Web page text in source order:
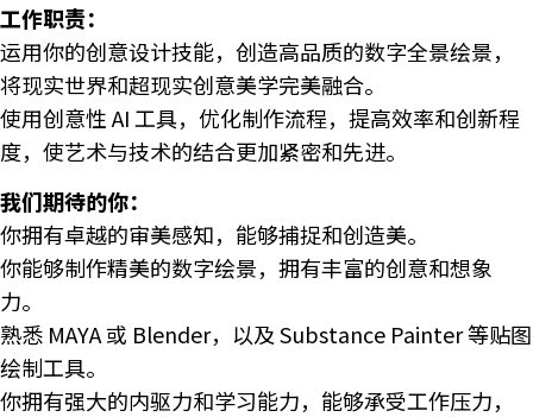
工作职责：
运用你的创意设计技能，创造高品质的数字全景绘景，
将现实世界和超现实创意美学完美融合。
使用创意性 AI 工具，优化制作流程，提高效率和创新程
度，使艺术与技术的结合更加紧密和先进。
我们期待的你：
你拥有卓越的审美感知，能够捕捉和创造美。
你能够制作精美的数字绘景，拥有丰富的创意和想象
力。
熟悉 MAYA 或 Blender，以及 Substance Painter 等贴图
绘制工具。
你拥有强大的内驱力和学习能力，能够承受工作压力，